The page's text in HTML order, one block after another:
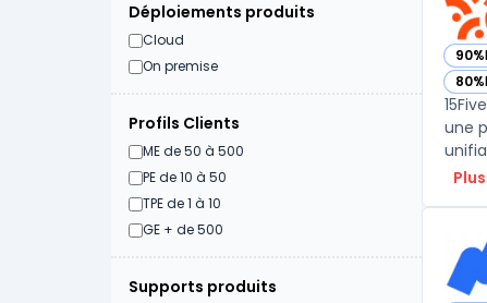
Déploiements produits
Cloud
On premise
Profils Clients
ME de 50 à 500
PE de 10 à 50
TPE de 1 à 10
GE + de 500
Supports produits
90%
—
80%
—
une